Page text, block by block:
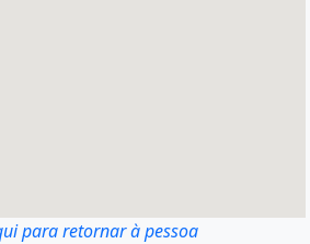
para retornar à pessoa